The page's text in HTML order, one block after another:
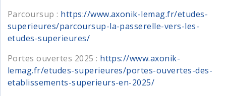
Parcoursup : https://www.axonik-lemag.fr/etudes-
superieures/parcoursup-la-passerelle-vers-les-
etudes-superieures/
Portes ouvertes 2025 : https://www.axonik-
lemag.fr/etudes-superieures/portes-ouvertes-des-
etablissements-superieurs-en-2025/